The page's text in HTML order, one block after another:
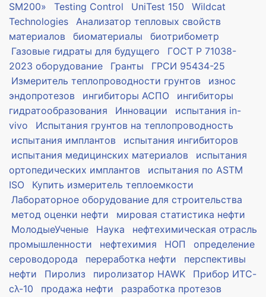
SM200»
Testing Control UniTest 150
Wildcat
Technologies
Анализатор тепловых свойств
материалов
биоматериалы
биотрибометр
Газовые гидраты для будущего
ГОСТ Р 71038-
2023 оборудование
Гранты
ГРСИ 95434-25
Измеритель теплопроводности грунтов
износ
эндопротезов
ингибиторы АСПО
ингибиторы
гидратообразования
Инновации
испытания in-
vivo
Испытания грунтов на теплопроводность
испытания имплантов
испытания ингибиторов
испытания медицинских материалов
испытания
ортопедических имплантов
испытания по ASTM
ISO
Купить измеритель теплоемкости
Лабораторное оборудование для строительства
метод оценки нефти
мировая статистика нефти
МолодыеУченые
Наука
нефтехимическая отрасль
промышленности
нефтехимия НОП
определение
сероводорода
переработка нефти
перспективы
нефти
Пиролиз пиролизатор HAWK
Прибор ИТС-
сλ-10
продажа нефти
разработка протезов